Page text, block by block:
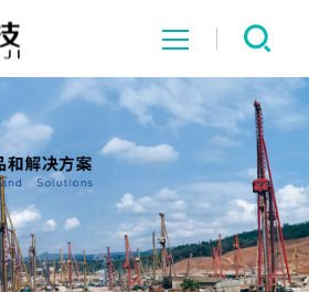
网站首页
系统中心
解决方案